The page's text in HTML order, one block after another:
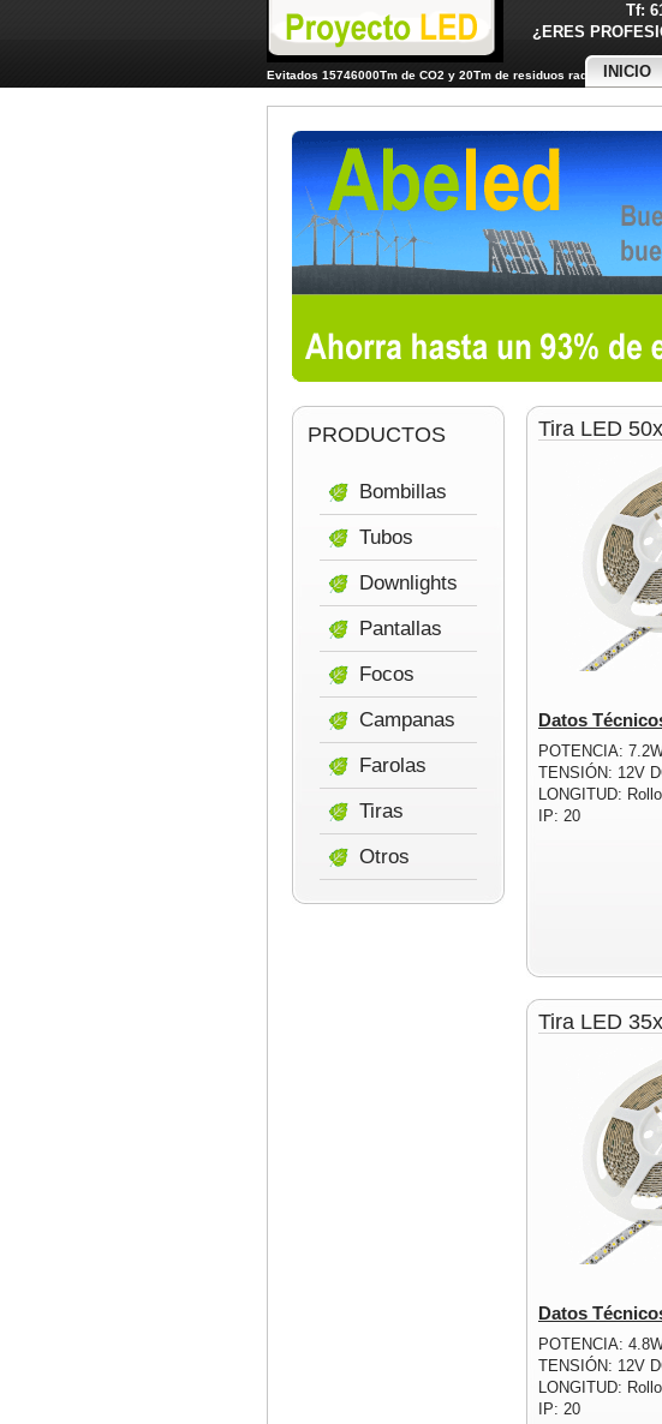
Tf:
¿ERES
Evitados 15746000Tm de CO2 y 20Tm de residuos radiactivos
INICIO
Tira LED
Datos
POTENCIA:
TENSIÓN: 12V
LONGITUD:
IP: 20
Tira LED
Datos
POTENCIA:
TENSIÓN: 12V
LONGITUD:
IP: 20
PRODUCTOS
Bombillas
Tubos
Downlights
Pantallas
Focos
Campanas
Farolas
Tiras
Otros